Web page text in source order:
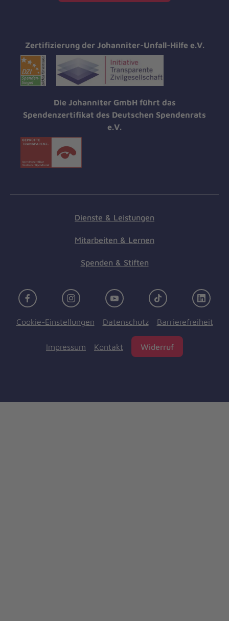
Zertifizierung der Johanniter-Unfall-Hilfe e.V.
Die Johanniter GmbH führt das
Spendenzertifikat des Deutschen Spendenrats
e.V.
Dienste & Leistungen
Mitarbeiten & Lernen
Spenden & Stiften
Facebook Instagram Youtube TikTok
Cookie-Einstellungen Datenschutz Barrierefreiheit
Impressum Kontakt Widerruf